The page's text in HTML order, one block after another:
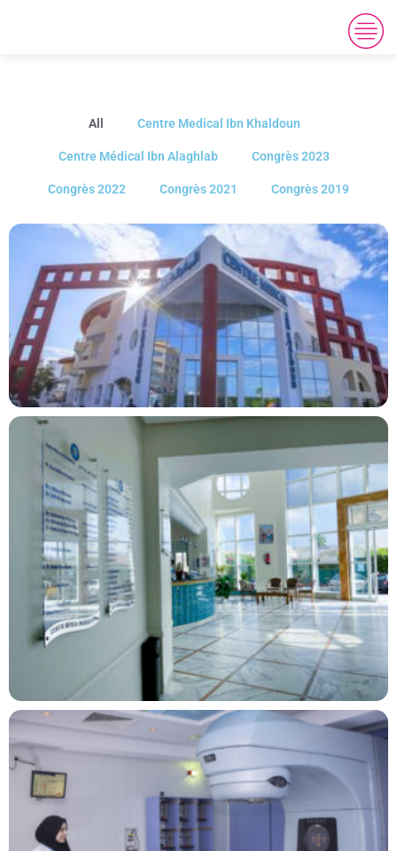
All Centre Medical Ibn Khaldoun
Centre Médical Ibn Alaghlab Congrès 2023
Congrès 2022 Congrès 2021 Congrès 2019